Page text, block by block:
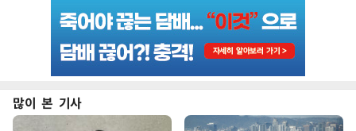
많이 본 기사